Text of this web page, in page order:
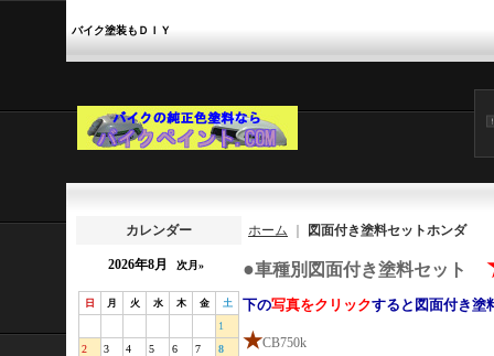
バイク塗装もＤＩＹ
カレンダー
2026年8月 次月»
日 月 火 水 木 金 土
1
2
3 4 5 6 7
8
ホーム 図面付き塗料セットホンダ
●車種別図面付き塗料セット
下の写真をクリックすると図面付き塗
★CB750k